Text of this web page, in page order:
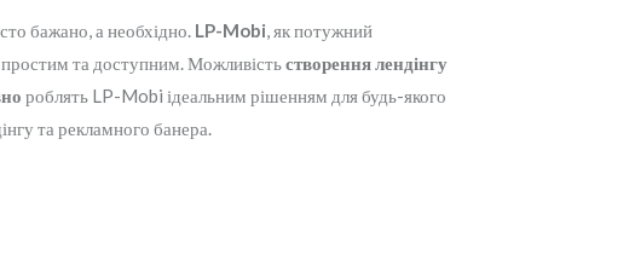
бажано, а необхідно. LP-Mobi, як потужний
та доступним. Можливістьстворення лендінгу
роблять LP-Mobi ідеальним рішенням для будь-якого
та рекламного банера.